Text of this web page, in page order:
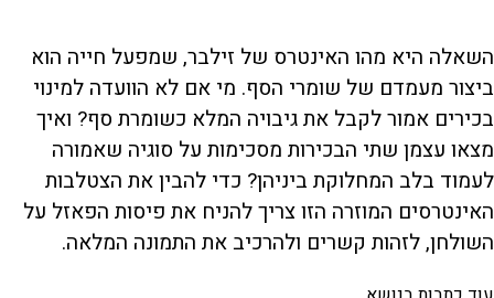
השאלה היא מהו האינטרס של זילבר, שמפעל חייה הוא
ביצור מעמדם של שומרי הסף. מי אם לא הוועדה למינוי
בכירים אמור לקבל את גיבויה המלא כשומרת סף? ואיך
מצאו עצמן שתי הבכירות מסכימות על סוגיה שאמורה
לעמוד בלב המחלוקת ביניהן? כדי להבין את הצטלבות
האינטרסים המוזרה הזו צריך להניח את פיסות הפאזל על
השולחן, לזהות קשרים ולהרכיב את התמונה המלאה.